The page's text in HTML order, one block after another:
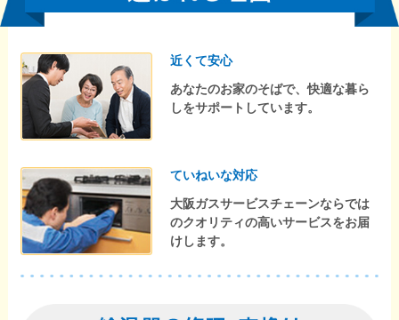
近くて安心
あなたのお家のそばで、快適な暮ら
しをサポートしています。
ていねいな対応
大阪ガスサービスチェーンならでは
のクオリティの高いサービスをお届
けします。